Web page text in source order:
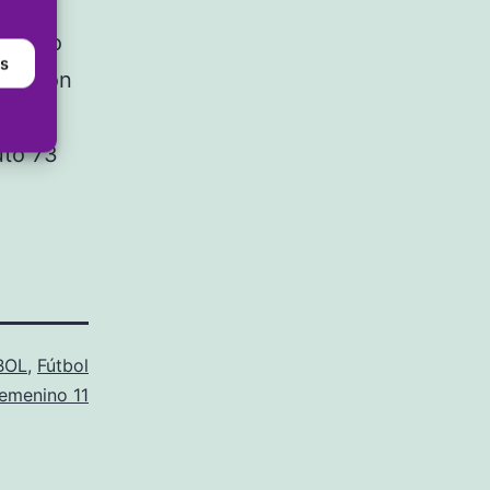
con
73
, Fútbol
11